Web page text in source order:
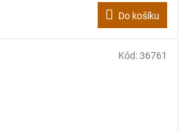
Do košíku
Kód:36761